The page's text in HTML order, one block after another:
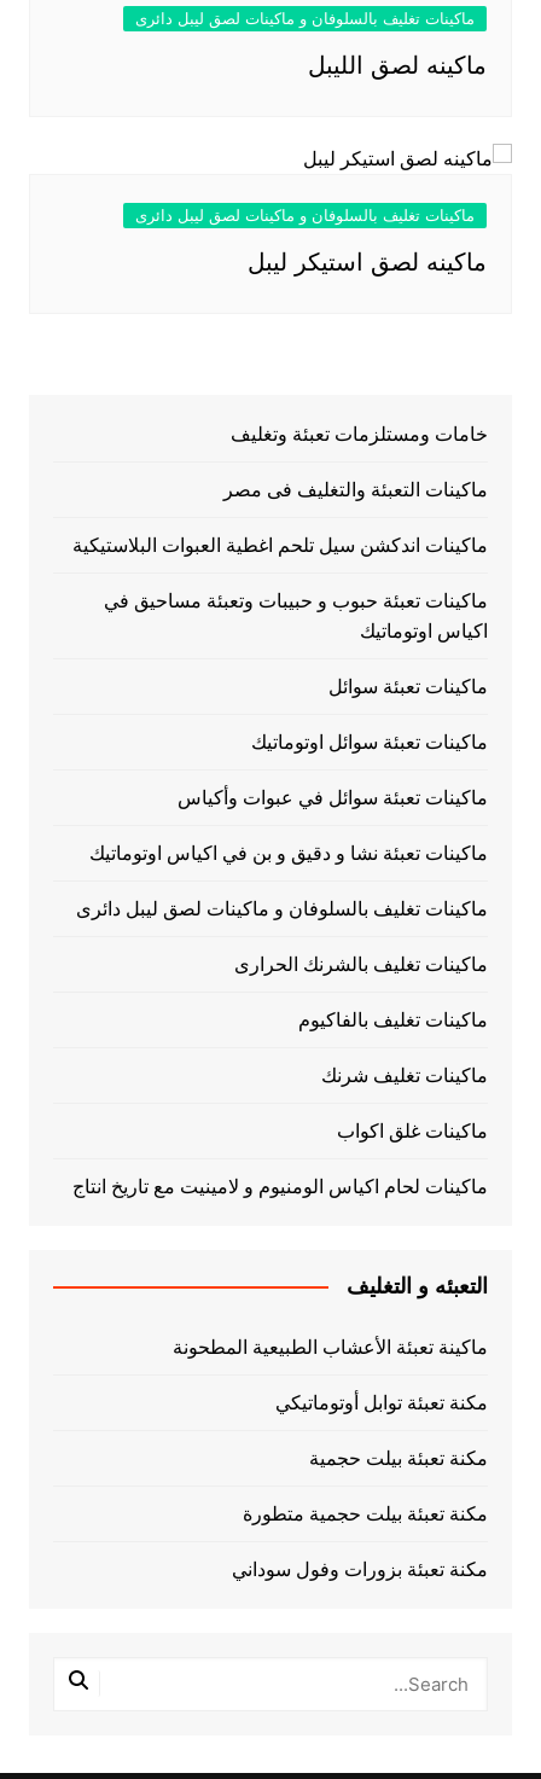
ماكينات تغليف بالسلوفان و ماكينات لصق ليبل دائرى
ماكينه لصق الليبل
ماكينات تغليف بالسلوفان و ماكينات لصق ليبل دائرى
ماكينه لصق استيكر ليبل
خامات ومستلزمات تعبئة وتغليف
ماكينات التعبئة والتغليف فى مصر
ماكينات اندكشن سيل تلحم اغطية العبوات البلاستيكية
ماكينات تعبئة حبوب و حبيبات وتعبئة مساحيق في
اكياس اوتوماتيك
ماكينات تعبئة سوائل
ماكينات تعبئة سوائل اوتوماتيك
ماكينات تعبئة سوائل في عبوات وأكياس
ماكينات تعبئة نشا و دقيق و بن في اكياس اوتوماتيك
ماكينات تغليف بالسلوفان و ماكينات لصق ليبل دائرى
ماكينات تغليف بالشرنك الحرارى
ماكينات تغليف بالفاكيوم
ماكينات تغليف شرنك
ماكينات غلق اكواب
ماكينات لحام اكياس الومنيوم و لامينيت مع تاريخ انتاج
التعبئه و التغليف
ماكينة تعبئة الأعشاب الطبيعية المطحونة
مكنة تعبئة توابل أوتوماتيكي
مكنة تعبئة بيلت حجمية
مكنة تعبئة بيلت حجمية متطورة
مكنة تعبئة بزورات وفول سوداني